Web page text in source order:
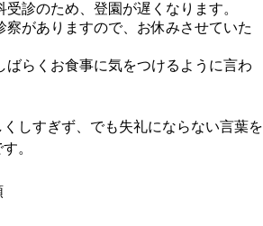
診のため、登園が遅くなります。
察がありますので、お休みさせていた
ばらくお食事に気をつけるように言わ
しすぎず、でも失礼にならない言葉を
。